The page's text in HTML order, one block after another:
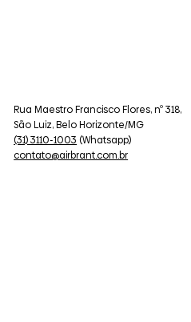
Rua Maestro Francisco Flores, nº 318,
São Luiz, Belo Horizonte/MG
(31) 3110-1003 (Whatsapp)
contato@airbrant.com.br